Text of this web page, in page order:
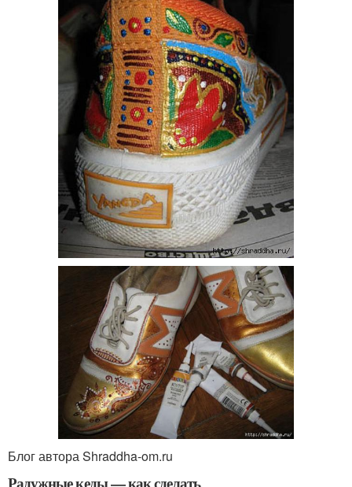
Блог автора Shraddha-om.ru
Радужные кеды — как сделать